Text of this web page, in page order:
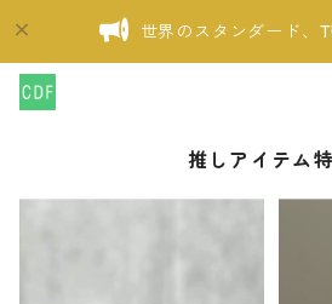
世界のスタンダード、
推しアイテム